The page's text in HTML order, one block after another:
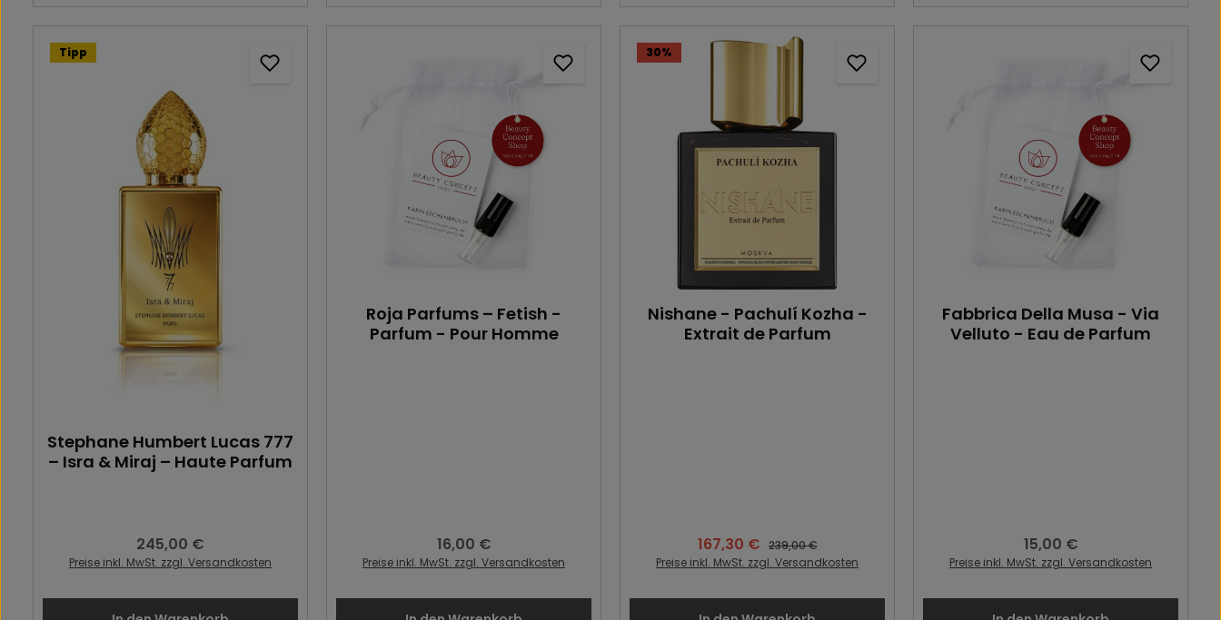
Tipp
Stephane Humbert Lucas 777
– Isra & Miraj – Haute Parfum
Regulärer Preis:
245,00 €
Preise inkl. MwSt. zzgl. Versandkosten
Roja Parfums – Fetish -
Parfum - Pour Homme
Regulärer Preis:
16,00 €
Preise inkl. MwSt. zzgl. Versandkosten
30%
Nishane - Pachulí Kozha -
Extrait de Parfum
Verkaufspreis:
167,30 € Regulärer Preis:
239,00 €
Preise inkl. MwSt. zzgl. Versandkosten
Fabbrica Della Musa - Via
Velluto - Eau de Parfum
Regulärer Preis:
15,00 €
Preise inkl. MwSt. zzgl. Versandkosten